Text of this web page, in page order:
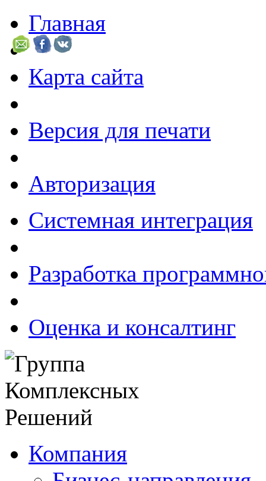
Главная
Карта сайта
Версия для печати
Авторизация
Системная интеграция
Разработка
Оценка и консалтинг
Компания